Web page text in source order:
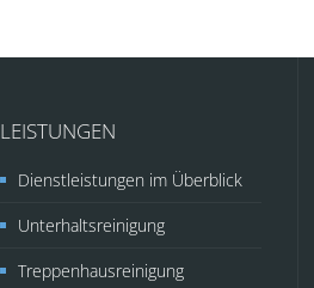
LEISTUNGEN
Dienstleistungen im Überblick
Unterhaltsreinigung
Treppenhausreinigung